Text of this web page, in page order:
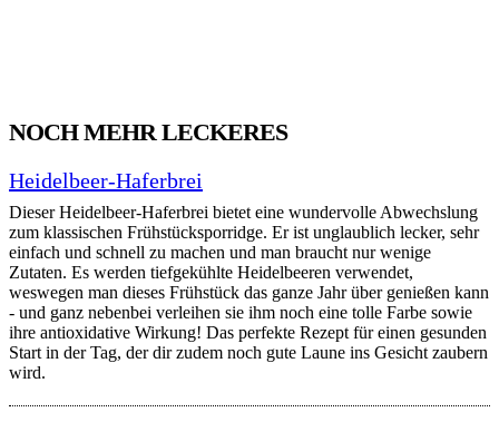
NOCH MEHR LECKERES
Heidelbeer-Haferbrei
Dieser Heidelbeer-Haferbrei bietet eine wundervolle Abwechslung
zum klassischen Frühstücksporridge. Er ist unglaublich lecker, sehr
einfach und schnell zu machen und man braucht nur wenige
Zutaten. Es werden tiefgekühlte Heidelbeeren verwendet,
weswegen man dieses Frühstück das ganze Jahr über genießen kann
- und ganz nebenbei verleihen sie ihm noch eine tolle Farbe sowie
ihre antioxidative Wirkung! Das perfekte Rezept für einen gesunden
Start in der Tag, der dir zudem noch gute Laune ins Gesicht zaubern
wird.